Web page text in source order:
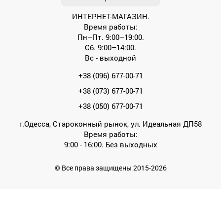
ИНТЕРНЕТ-МАГАЗИН.
Время работы:
Пн–Пт. 9:00–19:00.
Сб. 9:00–14:00.
Вс - выходной
+38 (096) 677-00-71
+38 (073) 677-00-71
+38 (050) 677-00-71
г.Одесса, Староконный рынок, ул. Идеальная ДП58
Время работы:
9:00 - 16:00. Без выходных
© Все права защищены 2015-2026